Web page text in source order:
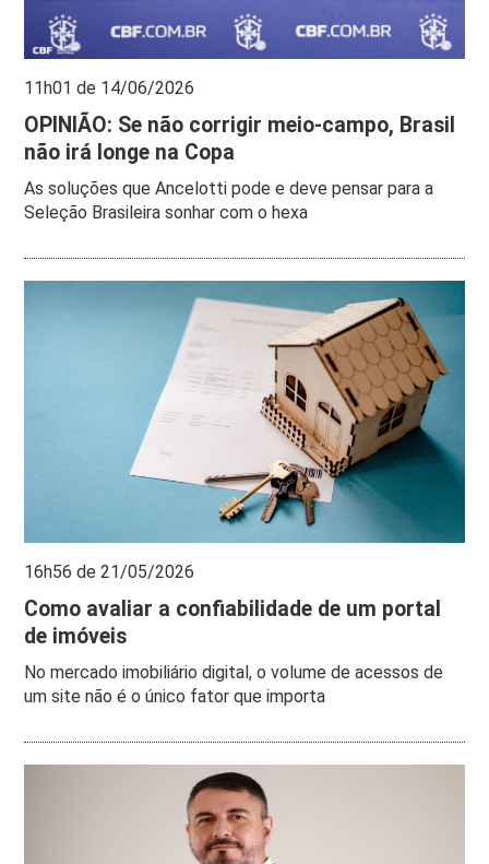
11h01 de 14/06/2026
OPINIÃO: Se não corrigir meio-campo, Brasil
não irá longe na Copa
As soluções que Ancelotti pode e deve pensar para a
Seleção Brasileira sonhar com o hexa
16h56 de 21/05/2026
Como avaliar a confiabilidade de um portal
de imóveis
No mercado imobiliário digital, o volume de acessos de
um site não é o único fator que importa